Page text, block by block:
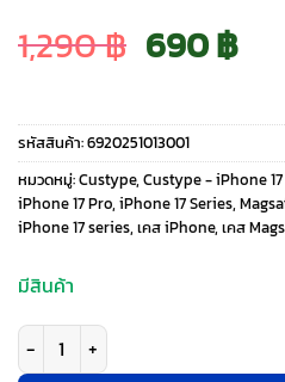
1,290฿ Original
price
was:
1,290 ฿.
690฿
is:
รหัสสินค้า:6920251013001
หมวดหมู่:Custype, Custype - iPhone
iPhone 17 Pro, iPhone 17 Series,
iPhone 17 series, เคส iPhone, เคส
มีสินค้า
จำนวน Custype รุ่น Leather Case